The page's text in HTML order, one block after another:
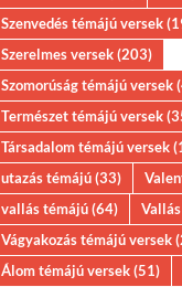
Szenvedés témájú versek
Szerelmes versek(203)
Szomorúság témájú versek
Természet témájú versek
Társadalom témájú versek
utazás témájú(33)
vallás témájú(64)
Vágyakozás témájú versek
Álom témájú versek(51)